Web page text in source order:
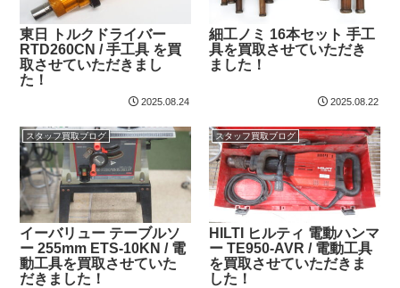
東日 トルクドライバー
RTD260CN / 手工具 を買
取させていただきまし
た！
2025.08.24
細工ノミ 16本セット 手工
具を買取させていただき
ました！
2025.08.22
スタッフ買取ブログ
イーバリュー テーブルソ
ー 255mm ETS-10KN / 電
動工具を買取させていた
だきました！
スタッフ買取ブログ
HILTI ヒルティ 電動ハンマ
ー TE950-AVR / 電動工具
を買取させていただきま
した！